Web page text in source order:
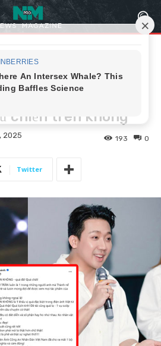
hết vốn từ để nói
chiến trên không
2025 0
193
Twitter